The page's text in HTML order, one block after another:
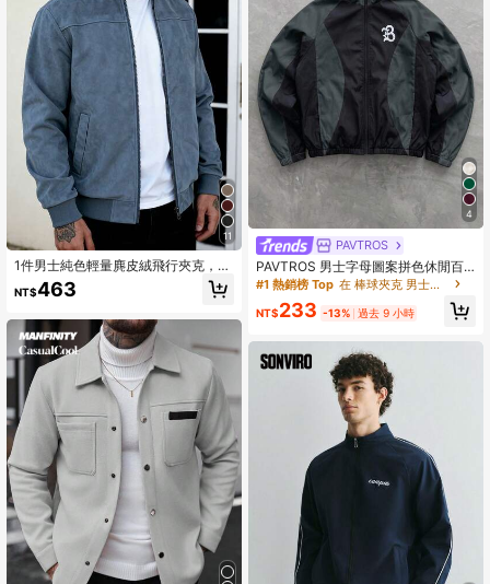
11
1件男士純色輕量麂皮絨飛行夾克，全
拉鍊立領休閒外套，復古仿皮夾克，
春秋男士夾克
NT$463
4
PAVTROS
PAVTROS 男士字母圖案拼色休閒百
搭日常長袖夾克
#1 熱銷榜 Top 在 棒球夾克 男士外套
NT$233 -13% 過去 9 小時